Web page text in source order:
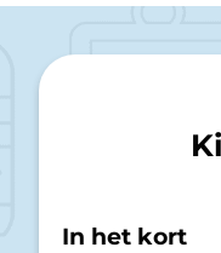
In het kort